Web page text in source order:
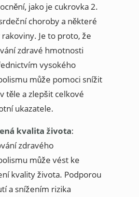
jako je cukrovka 2.
choroby a některé
Je to proto, že
zdravé hmotnosti
vysokého
může pomoci snížit
těle a zlepšit celkové
ukazatele.
kvalita života:
zdravého
může vést ke
kvality života. Podporou
a snížením rizika